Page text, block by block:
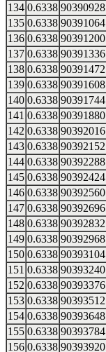
134 0.6338 90390928
135 0.6338 90391064
136 0.6338 90391200
137 0.6338 90391336
138 0.6338 90391472
139 0.6338 90391608
140 0.6338 90391744
141 0.6338 90391880
142 0.6338 90392016
143 0.6338 90392152
144 0.6338 90392288
145 0.6338 90392424
146 0.6338 90392560
147 0.6338 90392696
148 0.6338 90392832
149 0.6338 90392968
150 0.6338 90393104
151 0.6338 90393240
152 0.6338 90393376
153 0.6338 90393512
154 0.6338 90393648
155 0.6338 90393784
156 0.6338 90393920